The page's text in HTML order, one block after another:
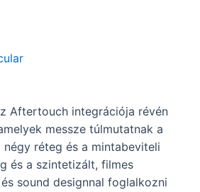
Aftertouch integrációja révén
messze túlmutatnak a
réteg és a mintabeviteli
és a szintetizált, filmes
sound designnal foglalkozni